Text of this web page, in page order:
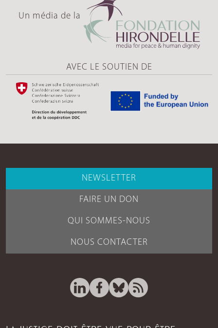
Un média de la
AVEC LE SOUTIEN DE
NEWSLETTER
FAIRE UN DON
QUI SOMMES-NOUS
NOUS CONTACTER